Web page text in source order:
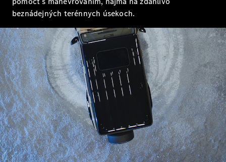
GLA
GLB Elektromobil
GLB
GLC
Elektromobil
GLC
GLC kupé
GLE
GLE kupé
GLS
Mercedes-
Maybach
GLS
Novinka
Trieda
G
Elektromobil
Trieda G
beznádejných terénnych úsekoch.